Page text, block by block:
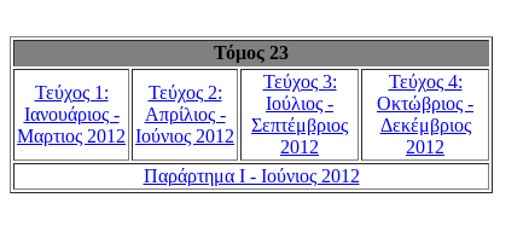
Τόμος 23
Τεύχος 1:
Ιανουάριος -
Μαρτιος 2012
Τεύχος 2:
Απρίλιος -
Ιούνιος 2012
Τεύχος 3:
Ιούλιος -
Σεπτέμβριος
2012
Τεύχος 4:
Οκτώβριος -
Δεκέμβριος
2012
Παράρτημα Ι - Ιούνιος 2012